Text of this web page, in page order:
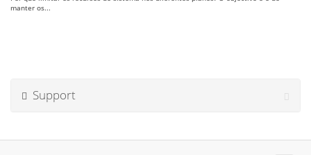
manter os...
Support